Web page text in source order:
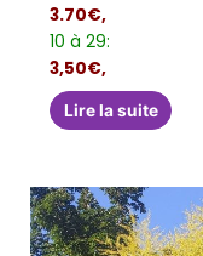
3.70€,
10 à 29:
3,50€,
Lire la suite